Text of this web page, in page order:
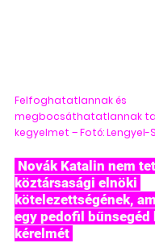
Felfoghatatlannak és
megbocsáthatatlannak
kegyelmet – Fotó: Lengyel-
köztársasági elnöki
kötelezettségének,
egy pedofil bűnsegéd
kérelmét